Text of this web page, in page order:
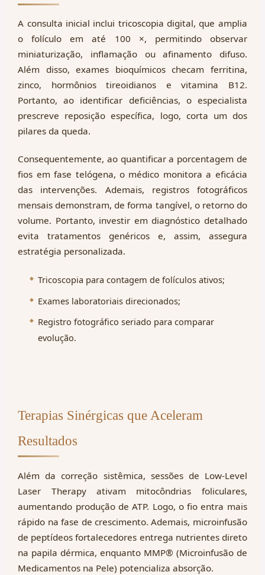
A consulta inicial inclui tricoscopia digital, que amplia
o folículo em até 100 ×, permitindo observar
miniaturização, inflamação ou afinamento difuso.
Além disso, exames bioquímicos checam ferritina,
zinco, hormônios tireoidianos e vitamina B12.
Portanto, ao identificar deficiências, o especialista
prescreve reposição específica, logo, corta um dos
pilares da queda.
Consequentemente, ao quantificar a porcentagem de
fios em fase telógena, o médico monitora a eficácia
das intervenções. Ademais, registros fotográficos
mensais demonstram, de forma tangível, o retorno do
volume. Portanto, investir em diagnóstico detalhado
evita tratamentos genéricos e, assim, assegura
estratégia personalizada.
Tricoscopia para contagem de folículos ativos;
Exames laboratoriais direcionados;
Registro fotográfico seriado para comparar
evolução.
Terapias Sinérgicas que Aceleram
Resultados
Além da correção sistêmica, sessões de Low-Level
Laser Therapy ativam mitocôndrias foliculares,
aumentando produção de ATP. Logo, o fio entra mais
rápido na fase de crescimento. Ademais, microinfusão
de peptídeos fortalecedores entrega nutrientes direto
na papila dérmica, enquanto MMP® (Microinfusão de
Medicamentos na Pele) potencializa absorção.